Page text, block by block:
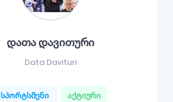
დათა დავითური
Data Davituri
სპორტსმენი აქტიური